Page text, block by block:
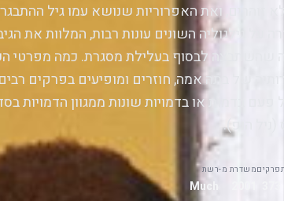
זוהרים, ואת האפרוריות שנושא עמו גיל
על גילגוליה השונים עונות רבות, המלוות את
שהשתבצה לבסוף בעלילת מסגרת. כמה מפרטי
של בתהּ אמה, חוזרים ומופיעים בפרקים
בדמות או בדמויות שונות ממגוון הדמויות
(ניל הופ).
פרקיםמשדרת מ-רשת
Much